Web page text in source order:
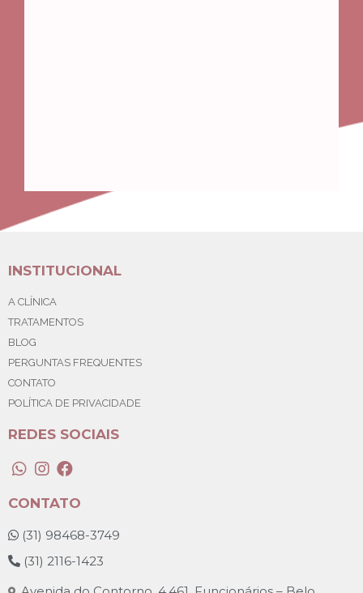
INSTITUCIONAL
A CLÍNICA
TRATAMENTOS
BLOG
PERGUNTAS FREQUENTES
CONTATO
POLÍTICA DE PRIVACIDADE
REDES SOCIAIS
CONTATO
(31) 98468-3749
(31) 2116-1423